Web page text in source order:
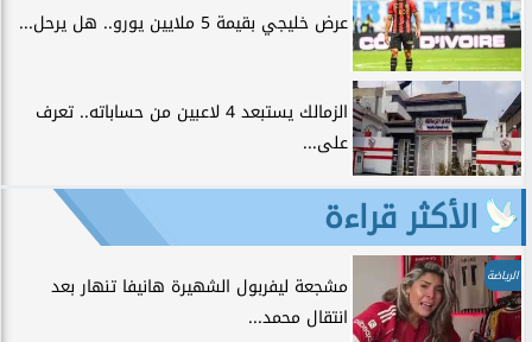
عرض خليجي بقيمة 5 ملايين يورو.. هل يرحل...
الزمالك يستبعد 4 لاعبين من حساباته.. تعرف
على...
الأكثر قراءة
الرياضة
مشجعة ليفربول الشهيرة هانيفا تنهار بعد
انتقال محمد...